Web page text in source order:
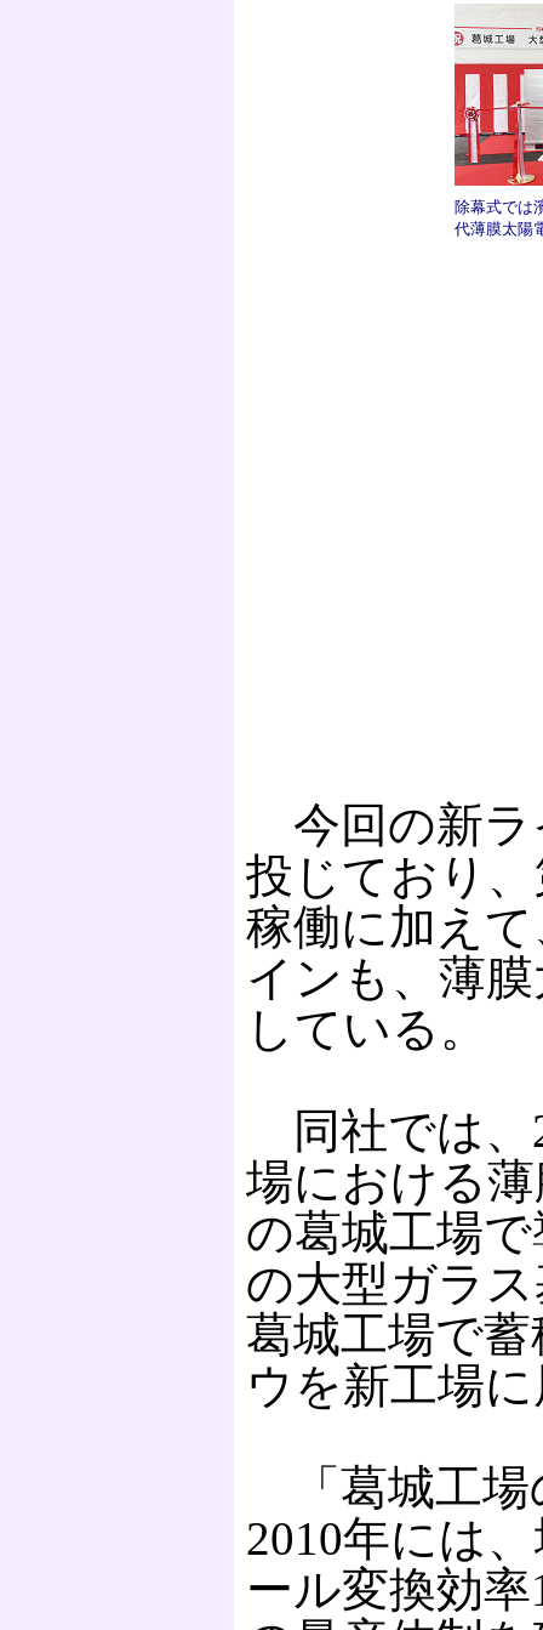
除幕式では
代薄膜太陽
今回の新ラ
投じており
稼働に加え
インも、薄
している。
同社では、
場における
の葛城工場
の大型ガラ
葛城工場で
ウを新工場
「葛城工場
2010年には
ール変換効